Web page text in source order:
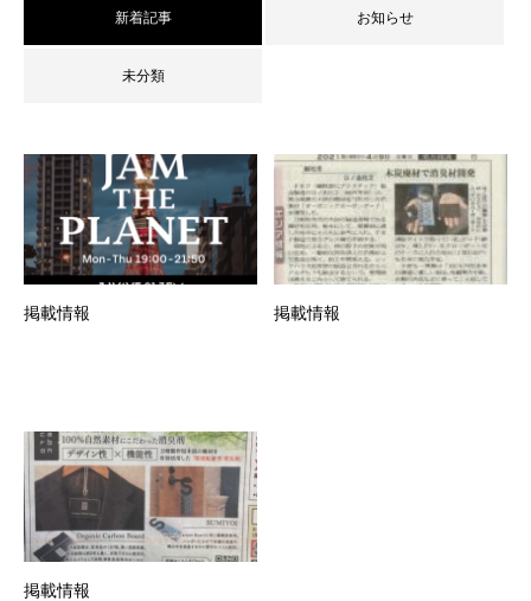
新着記事 お知らせ
未分類
掲載情報 掲載情報
掲載情報